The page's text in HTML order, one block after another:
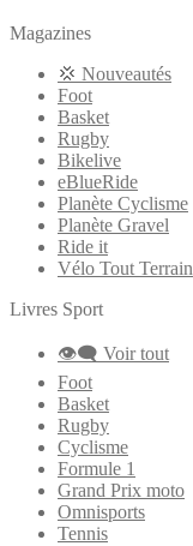
Magazines
💢 Nouveautés
Foot
Basket
Rugby
Bikelive
eBlueRide
Planète Cyclisme
Planète Gravel
Ride it
Vélo Tout Terrain
Livres Sport
👁‍🗨 Voir tout
Foot
Basket
Rugby
Cyclisme
Formule 1
Grand Prix moto
Omnisports
Tennis